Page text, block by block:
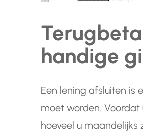
handige
Een lening afsluiten is
moet worden.
hoeveel u